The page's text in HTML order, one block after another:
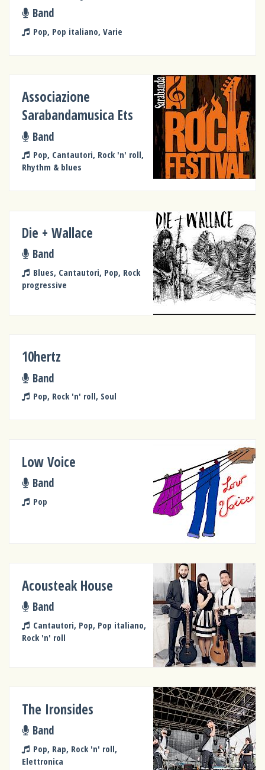
Band
Pop, Pop italiano, Varie
Associazione
Sarabandamusica Ets
Band
Pop, Cantautori, Rock 'n' roll,
Rhythm & blues
Die + Wallace
Band
Blues, Cantautori, Pop, Rock
progressive
10hertz
Band
Pop, Rock 'n' roll, Soul
Low Voice
Band
Pop
Acousteak House
Band
Cantautori, Pop, Pop italiano,
Rock 'n' roll
The Ironsides
Band
Pop, Rap, Rock 'n' roll,
Elettronica